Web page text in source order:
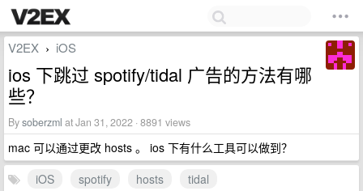
V2EX › iOS
ios 下跳过 spotify/tidal 广告的方法有哪
些？
Bysoberzml at Jan 31, 2022 · 8891 views
mac 可以通过更改 hosts 。 ios 下有什么工具可以做到？
iOS
spotify hosts
tidal